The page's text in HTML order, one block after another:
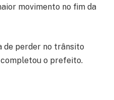
movimento no fim da
de perder no trânsito
completou o prefeito.